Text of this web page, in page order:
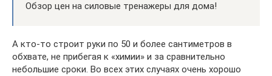
Обзор цен на силовые тренажеры для дома!
А кто-то строит руки по 50 и более сантиметров в
обхвате, не прибегая к «химии» и за сравнительно
небольшие сроки. Во всех этих случаях очень хорошо